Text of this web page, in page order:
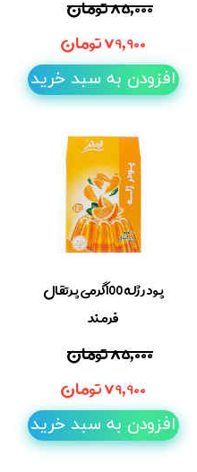
۸۵,۰۰۰ تومان
۷۹,۹۰۰ تومان
افزودن به سبد خرید
پودر ژله 100گرمی پرتقال
فرمند
۸۵,۰۰۰ تومان
۷۹,۹۰۰ تومان
افزودن به سبد خرید